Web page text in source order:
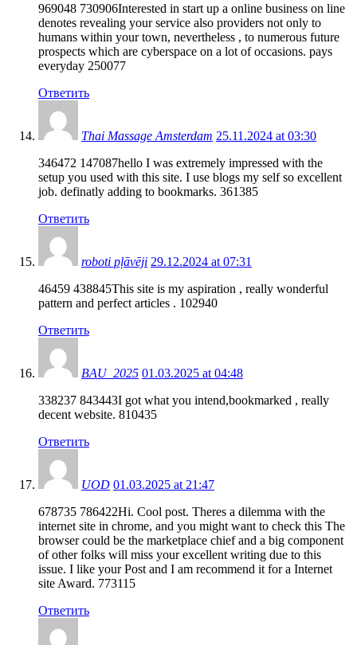
969048 730906Interested in start up a online business on line
denotes revealing your service also providers not only to
humans within your town, nevertheless , to numerous future
prospects which are cyberspace on a lot of occasions. pays
everyday 250077
Ответить
Thai Massage Amsterdam 25.11.2024 at 03:30
346472 147087hello I was extremely impressed with the
setup you used with this site. I use blogs my self so excellent
job. definatly adding to bookmarks. 361385
Ответить
roboti pļāvēji 29.12.2024 at 07:31
46459 438845This site is my aspiration , really wonderful
pattern and perfect articles . 102940
Ответить
BAU_2025 01.03.2025 at 04:48
338237 843443I got what you intend,bookmarked , really
decent website. 810435
Ответить
UOD 01.03.2025 at 21:47
678735 786422Hi. Cool post. Theres a dilemma with the
internet site in chrome, and you might want to check this The
browser could be the marketplace chief and a big component
of other folks will miss your excellent writing due to this
issue. I like your Post and I am recommend it for a Internet
site Award. 773115
Ответить